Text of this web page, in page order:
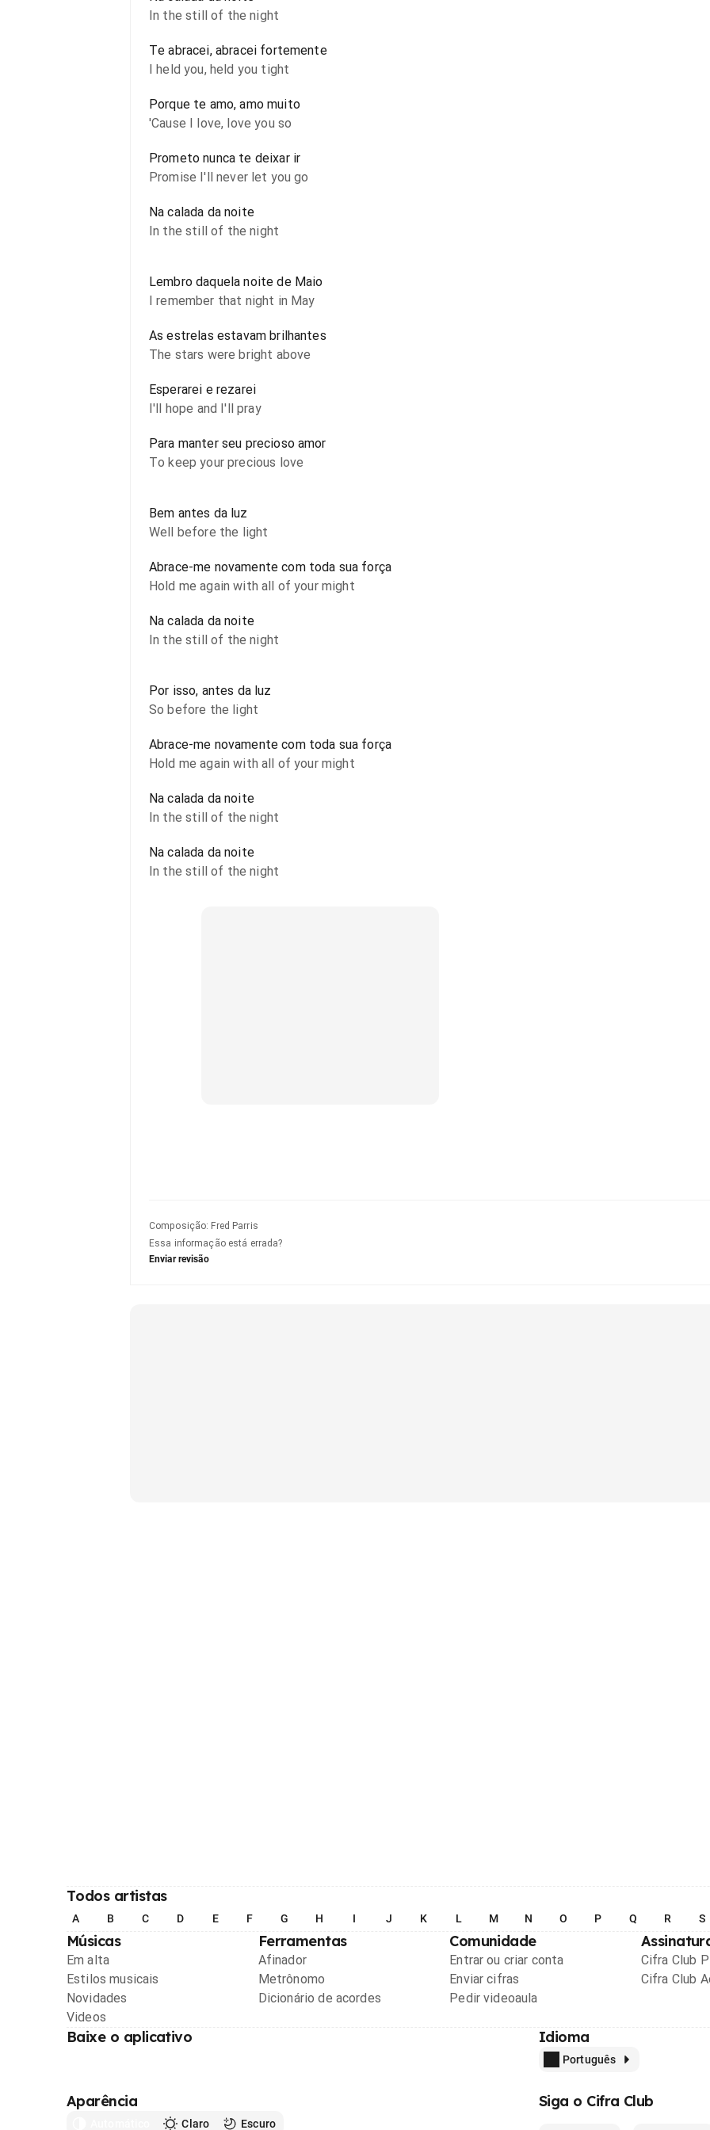
In the still of the night
Te abracei, abracei fortemente
I held you, held you tight
Porque te amo, amo muito
'Cause I love, love you so
Prometo nunca te deixar ir
Promise I'll never let you go
Na calada da noite
In the still of the night
Lembro daquela noite de Maio
I remember that night in May
As estrelas estavam brilhantes
The stars were bright above
Esperarei e rezarei
I'll hope and I'll pray
Para manter seu precioso amor
To keep your precious love
Bem antes da luz
Well before the light
Abrace-me novamente com toda sua força
Hold me again with all of your might
Na calada da noite
In the still of the night
Por isso, antes da luz
So before the light
Abrace-me novamente com toda sua força
Hold me again with all of your might
Na calada da noite
In the still of the night
Na calada da noite
In the still of the night
Composição: Fred Parris
Essa informação está errada?
Enviar revisão
Todos artistas
A B C D E F G H I J K L M N O P Q R S
Músicas
Em alta
Estilos musicais
Novidades
Videos
Ferramentas
Afinador
Metrônomo
Dicionário de acordes
Comunidade
Entrar ou criar conta
Enviar cifras
Pedir videoaula
Cifra Club
Cifra Club
Baixe o aplicativo Idioma
Português
Aparência
Claro Escuro
Siga o Cifra Club